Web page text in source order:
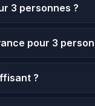
3 personnes ?
pour 3
?